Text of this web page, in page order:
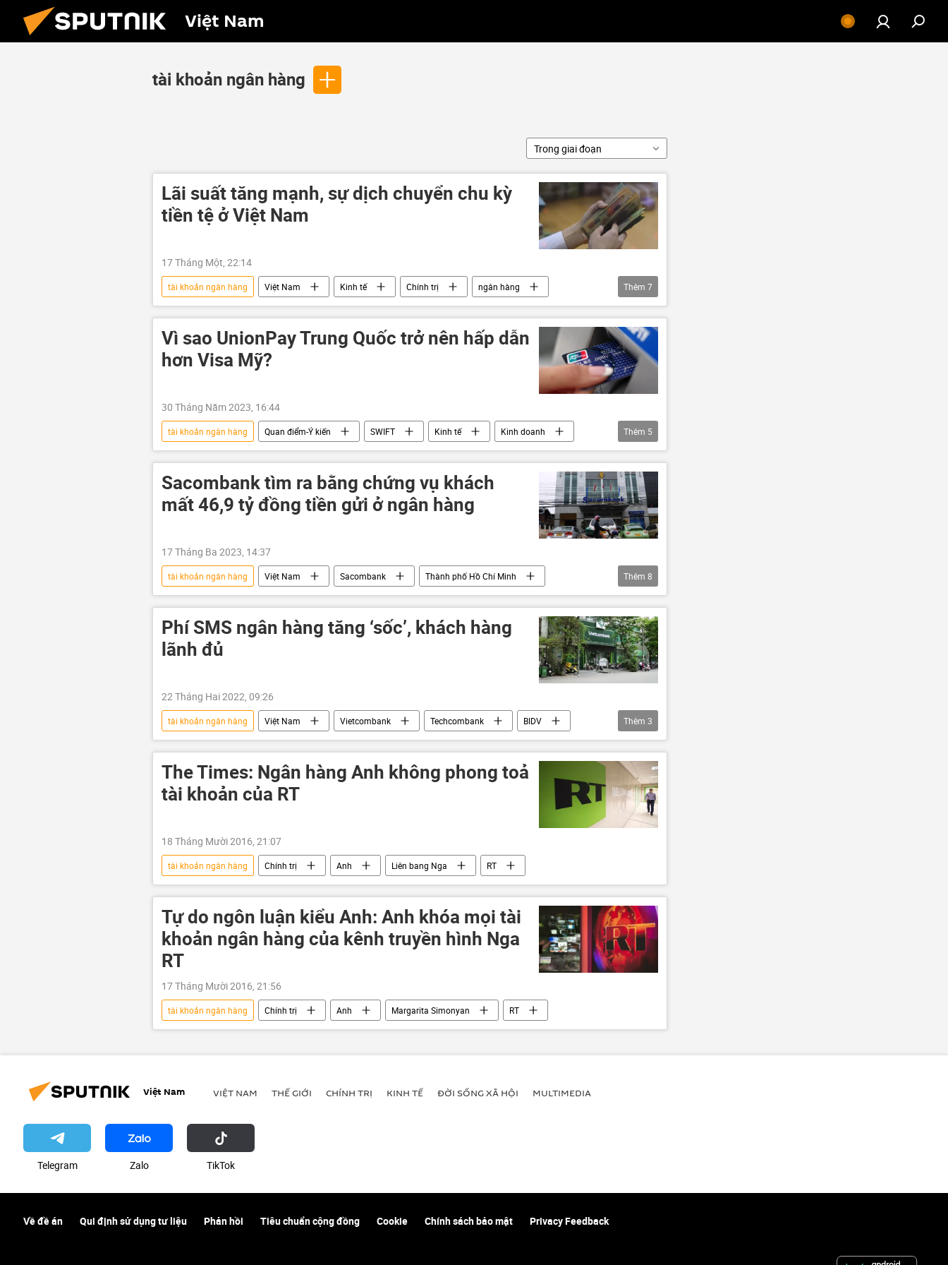
Việt Nam
tài khoản ngân hàng
Trong giai đoạn
Lãi suất tăng mạnh, sự dịch chuyển chu kỳ
tiền tệ ở Việt Nam
17 Tháng Một, 22:14
tài khoản ngân hàng Việt Nam Kinh tế Chính trị
ngân hàng
Ngân hàng Nhà nước VN
tài chính VIETINBANK Agribank
VPBank
Ngân hàng Việt Á (Viet A Bank)
Techcombank
Thêm 7
Vì sao UnionPay Trung Quốc trở nên hấp dẫn
hơn Visa Mỹ?
30 Tháng Năm 2023, 16:44
tài khoản ngân hàng Quan điểm-Ý kiến SWIFT Kinh tế
Kinh doanh
doanh nghiệp
UnionPay visa Hoa Kỳ Trung Quốc
Thêm 5
Sacombank tìm ra bằng chứng vụ khách
mất 46,9 tỷ đồng tiền gửi ở ngân hàng
17 Tháng Ba 2023, 14:37
tài khoản ngân hàng Việt Nam Sacombank
Thành phố Hồ Chí Minh
Cam Ranh
vi phạm Pháp luật ngân hàng
chính sách tiền tệ
tiền
mất tiền tiền tiết kiệm
Thêm 8
Phí SMS ngân hàng tăng ‘sốc’, khách hàng
lãnh đủ
22 Tháng Hai 2022, 09:26
tài khoản ngân hàng Việt Nam Vietcombank Techcombank
BIDV
tăng giá
chi phí nhắn tin
Thêm 3
The Times: Ngân hàng Anh không phong toả
tài khoản của RT
18 Tháng Mười 2016, 21:07
tài khoản ngân hàng Chính trị Anh Liên bang Nga RT
Tự do ngôn luận kiểu Anh: Anh khóa mọi tài
khoản ngân hàng của kênh truyền hình Nga
RT
17 Tháng Mười 2016, 21:56
tài khoản ngân hàng Chính trị Anh Margarita Simonyan RT
Việt Nam VIỆT NAM THẾ GIỚI CHÍNH TRỊ KINH TẾ ĐỜI SỐNG XÃ HỘI MULTIMEDIA
Telegram Zalo ТikТоk
Về đề án Qui định sử dụng tư liệu Phản hồi Tiêu chuẩn cộng đồng Cookie Chính sách bảo mật Privacy Feedback